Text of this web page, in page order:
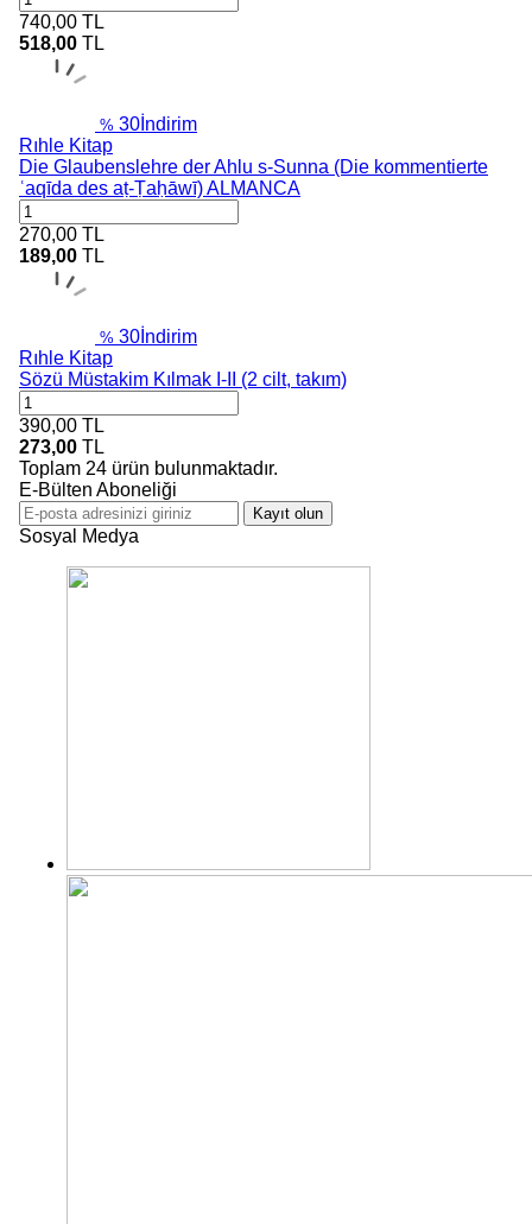
740,00 TL
518,00 TL
% 30 İndirim
Rıhle Kitap
Die Glaubenslehre der Ahlu s-Sunna (Die kommentierte
ʿaqīda des aṭ-Ṭaḥāwī) ALMANCA
270,00 TL
189,00 TL
% 30 İndirim
Rıhle Kitap
Sözü Müstakim Kılmak I-II (2 cilt, takım)
390,00 TL
273,00 TL
Toplam 24 ürün bulunmaktadır.
E-Bülten Aboneliği
Kayıt olun
Sosyal Medya